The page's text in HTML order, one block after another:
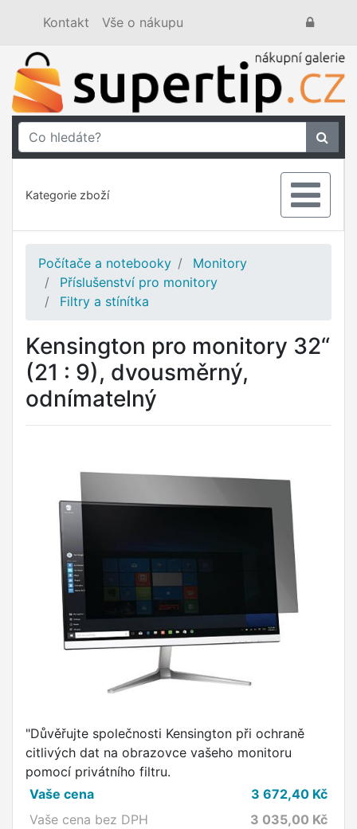
Kontakt Vše o nákupu
Kategorie zboží
Počítače a notebooky
Monitory
Příslušenství pro monitory
Filtry a stínítka
Kensington pro monitory 32“
(21 : 9), dvousměrný,
odnímatelný
"Důvěřujte společnosti Kensington při ochraně
citlivých dat na obrazovce vašeho monitoru
pomocí privátního filtru.
Vaše cena
3 672,40 Kč
Vaše cena bez DPH
3 035,00 Kč